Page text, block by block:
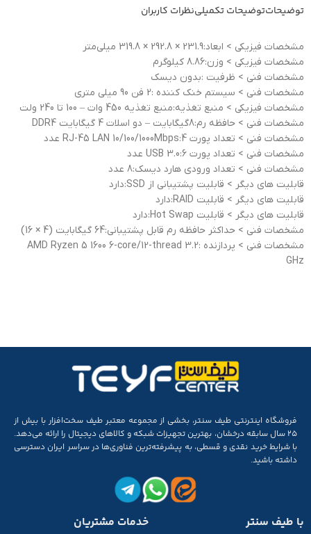
توضیحاتتوضیحات تکمیلینظرات کاربران
مشخصات فيزيکی > ابعاد:231.9 × 292.8 × 319.8 میلی‌متر
مشخصات فيزيکی > وزن:8.86 کيلوگرم
مشخصات فنی > ظرفیت :بدون ديسک
مشخصات فنی > سیستم خنک کننده :2 فن 90 میلی متری
مشخصات فيزيکی > منبع تغذيه:منبع تغذیه 450 وات – 100 تا 240 ولت
مشخصات فنی > حافظه رم:8گیگابایت – دو اسلات 4 گیگابایت DDR4
مشخصات فنی > تعداد پورت RJ-45 LAN 10/100/1000Mbps:4 عدد
مشخصات فنی > تعداد پورت USB 3.0:6 عدد
مشخصات فنی > تعداد ورودي هارد ديسک:8 عدد
قابلیت های دیگر > قابليت پشتيباني از SSD:دارد
قابلیت های دیگر > قابليت RAID:دارد
قابلیت های دیگر > قابليت Hot Swap:دارد
مشخصات فنی > حداکثر حافظه رم قابل پشتيبانی:64 گیگابایت (4 × 16)
مشخصات فنی > پردازنده :AMD Ryzen 5 1600 6-core/12-thread 3.2
GHz
فروشگاه اینترنتی طیف سنتر، بخشی از مجموعه‌ معتبر طیف سخت‌افزار با بیش از
۲۵ سال سابقه‌ درخشان، بهترین تجهیزات شبکه و کالاهای دیجیتال را ارائه می‌دهد.
با شرایط خرید نقدی و قسطی، به پیشرفته‌ترین فناوری‌ها در سراسر ایران دسترسی
داشته باشید.
با طیف سنتر خدمات مشتریان